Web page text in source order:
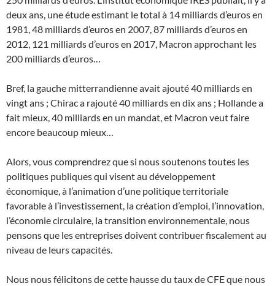
deux ans, une étude estimant le total à 14 milliards d’euros en
1981, 48 milliards d’euros en 2007, 87 milliards d’euros en
2012, 121 milliards d’euros en 2017, Macron approchant les
200 milliards d’euros…
Bref, la gauche mitterrandienne avait ajouté 40 milliards en
vingt ans ; Chirac a rajouté 40 milliards en dix ans ; Hollande a
fait mieux, 40 milliards en un mandat, et Macron veut faire
encore beaucoup mieux…
Alors, vous comprendrez que si nous soutenons toutes les
politiques publiques qui visent au développement
économique, à l’animation d’une politique territoriale
favorable à l’investissement, la création d’emploi, l’innovation,
l’économie circulaire, la transition environnementale, nous
pensons que les entreprises doivent contribuer fiscalement au
niveau de leurs capacités.
Nous nous félicitons de cette hausse du taux de CFE que nous